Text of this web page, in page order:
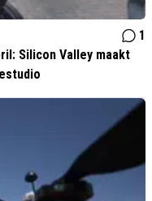
1
Silicon Valley maakt